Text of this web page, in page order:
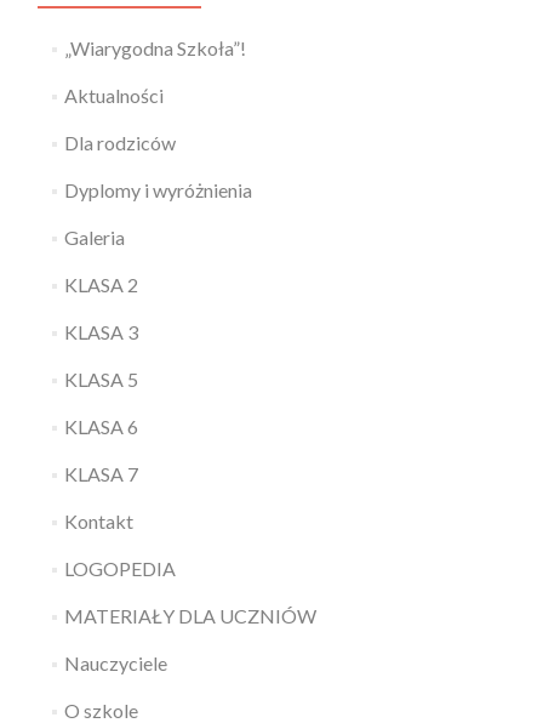
„Wiarygodna Szkoła”!
Aktualności
Dla rodziców
Dyplomy i wyróżnienia
Galeria
KLASA 2
KLASA 3
KLASA 5
KLASA 6
KLASA 7
Kontakt
LOGOPEDIA
MATERIAŁY DLA UCZNIÓW
Nauczyciele
O szkole